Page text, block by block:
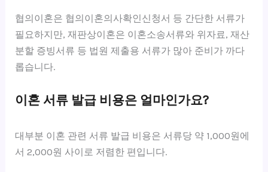
협의이혼은 협의이혼의사확인신청서 등 간단한 서류가
필요하지만, 재판상이혼은 이혼소송서류와 위자료, 재산
분할 증빙서류 등 법원 제출용 서류가 많아 준비가 까다
롭습니다.
이혼 서류 발급 비용은 얼마인가요?
대부분 이혼 관련 서류 발급 비용은 서류당 약 1,000원에
서 2,000원 사이로 저렴한 편입니다.